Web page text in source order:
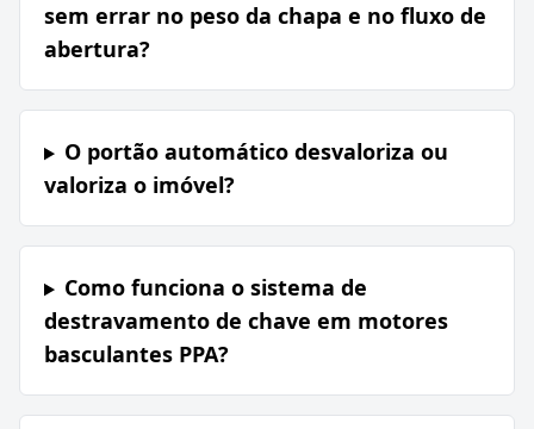
sem errar no peso da chapa e no fluxo de
abertura?
O portão automático desvaloriza ou
valoriza o imóvel?
Como funciona o sistema de
destravamento de chave em motores
basculantes PPA?